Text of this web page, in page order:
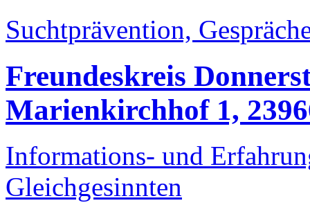
Suchtprävention,
Freundeskreis
Marienkirchhof 1,
Informations- und
Gleichgesinnten